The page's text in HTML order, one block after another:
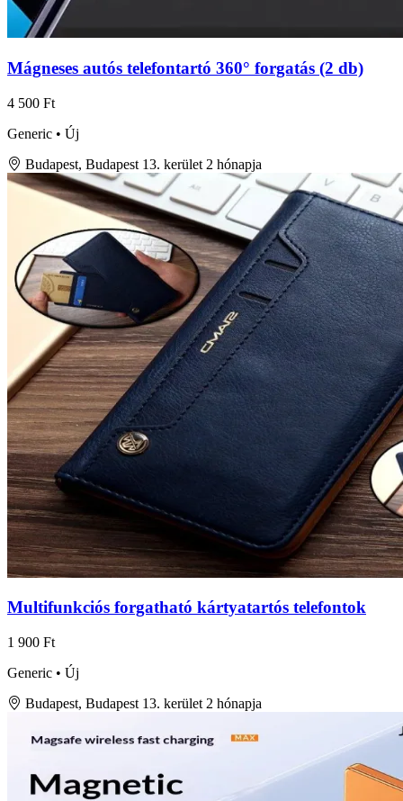
Mágneses autós telefontartó 360° forgatás (2 db)
4 500 Ft
Generic • Új
Budapest, Budapest 13. kerület 2 hónapja
Multifunkciós forgatható kártyatartós telefontok
1 900 Ft
Generic • Új
Budapest, Budapest 13. kerület 2 hónapja